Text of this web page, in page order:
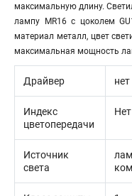
максимальную длину.
лампу MR16 с цоколем
материал металл, цвет
максимальная мощность
Драйвер нет
Индекс
цветопередачи
Нет
Источник
света